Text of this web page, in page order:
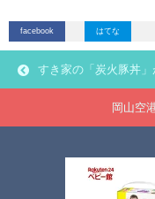
facebook はてな
すき家の「炭火豚丼
岡山空